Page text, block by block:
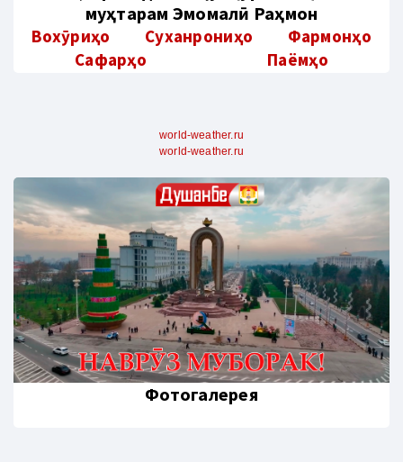
муҳтарам Эмомалӣ Раҳмон
Вохӯриҳо Суханрониҳо
Фармонҳо
Сафарҳо
Паёмҳо
world-weather.ru
world-weather.ru
Фотогалерея